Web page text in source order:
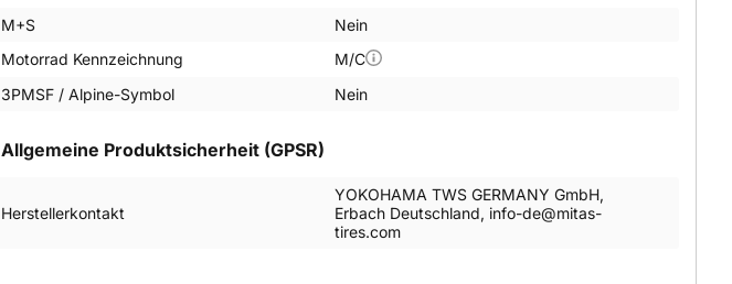
M+S
Nein
Motorrad Kennzeichnung
M/C
3PMSF / Alpine-Symbol
Nein
Allgemeine Produktsicherheit (GPSR)
Herstellerkontakt
YOKOHAMA TWS GERMANY GmbH,
Erbach Deutschland, info-de@mitas-
tires.com